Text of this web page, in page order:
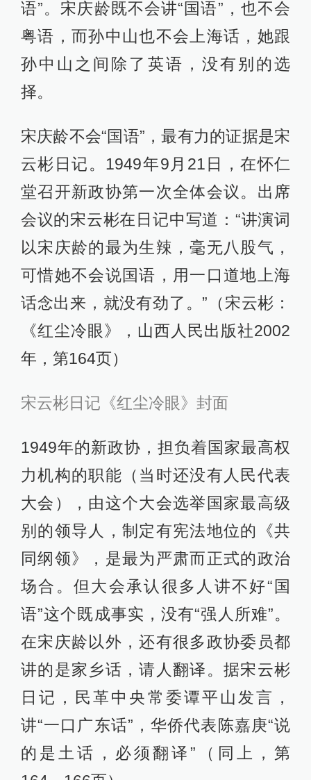
语”。宋庆龄既不会讲“国语”，也不会
粤语，而孙中山也不会上海话，她跟
孙中山之间除了英语，没有别的选
择。
宋庆龄不会“国语”，最有力的证据是宋
云彬日记。1949年9月21日，在怀仁
堂召开新政协第一次全体会议。出席
会议的宋云彬在日记中写道：“讲演词
以宋庆龄的最为生辣，毫无八股气，
可惜她不会说国语，用一口道地上海
话念出来，就没有劲了。”（宋云彬：
《红尘冷眼》，山西人民出版社2002
年，第164页）
宋云彬日记《红尘冷眼》封面
1949年的新政协，担负着国家最高权
力机构的职能（当时还没有人民代表
大会），由这个大会选举国家最高级
别的领导人，制定有宪法地位的《共
同纲领》，是最为严肃而正式的政治
场合。但大会承认很多人讲不好“国
语”这个既成事实，没有“强人所难”。
在宋庆龄以外，还有很多政协委员都
讲的是家乡话，请人翻译。据宋云彬
日记，民革中央常委谭平山发言，
讲“一口广东话”，华侨代表陈嘉庚“说
的是土话，必须翻译”（同上，第